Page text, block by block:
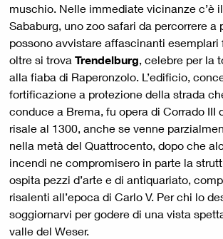
muschio. Nelle immediate vicinanze c’è
Sababurg, uno zoo safari da percorrere a
possono avvistare affascinanti
oltre si trova Trendelburg, celebre per la
alla fiaba di Raperonzolo. L’edificio,
fortificazione a protezione della strada
conduce a Brema, fu opera di Corrado III
risale al 1300, anche se venne
nella metà del Quattrocento, dopo che
incendi ne compromisero in parte la
ospita pezzi d’arte e di antiquariato,
risalenti all’epoca di Carlo V. Per chi lo
soggiornarvi per godere di una vista
valle del Weser.